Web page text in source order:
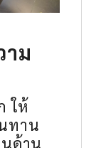
ม
ให้
ทาน
ด้าน